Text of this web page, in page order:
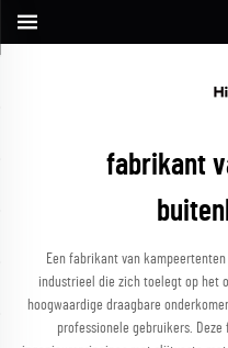
fabrikant
Een fabrikant van
industrieel die zich toelegt op het
hoogwaardige draagbare
professionele gebruikers.